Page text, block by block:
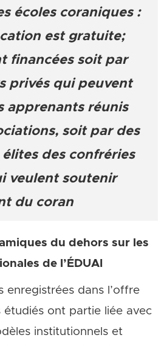
écoles coraniques :
est gratuite;
financées soit par
privés qui peuvent
apprenants réunis
soit par des
des confréries
veulent soutenir
du coran
du dehors sur les
de l’ÉDUAI
enregistrées dans l’offre
étudiés ont partie liée avec
institutionnels et